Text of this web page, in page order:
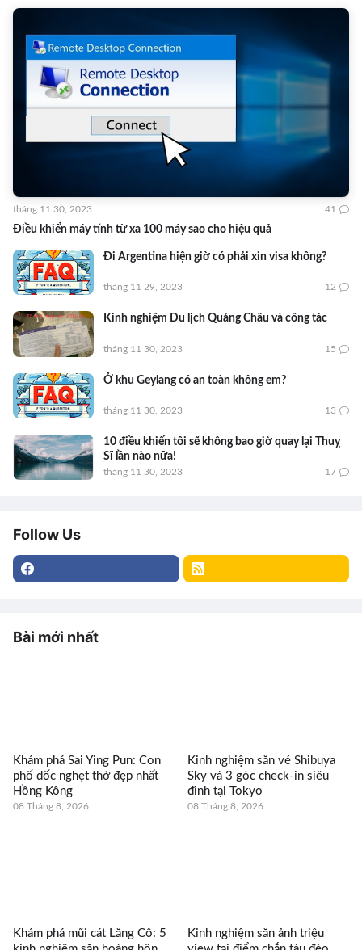
Điều khiển máy tính từ xa 100 máy sao cho hiệu quả
tháng 11 30, 2023 41
Đi Argentina hiện giờ có phải xin visa không?
tháng 11 29, 2023 12
Kinh nghiệm Du lịch Quảng Châu và công tác
tháng 11 30, 2023 15
Ở khu Geylang có an toàn không em?
tháng 11 30, 2023 13
10 điều khiến tôi sẽ không bao giờ quay lại Thuỵ
Sĩ lần nào nữa!
tháng 11 30, 2023 17
Follow Us
Bài mới nhất
Khám phá Sai Ying Pun: Con
phố dốc nghẹt thở đẹp nhất
Hồng Kông
08 Tháng 8, 2026
Kinh nghiệm săn vé Shibuya
Sky và 3 góc check-in siêu
đỉnh tại Tokyo
08 Tháng 8, 2026
Khám phá mũi cát Lăng Cô: 5
Kinh nghiệm săn ảnh triệu